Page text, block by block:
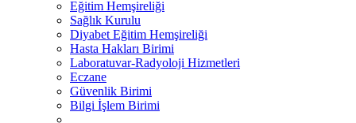
Eğitim Hemşireliği
Sağlık Kurulu
Diyabet Eğitim Hemşireliği
Hasta Hakları Birimi
Laboratuvar-Radyoloji Hizmetleri
Eczane
Güvenlik Birimi
Bilgi İşlem Birimi